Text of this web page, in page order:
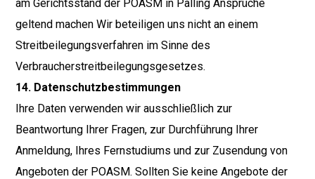
am Gerichtsstand der POASM in Palling Ansprüche
geltend machen Wir beteiligen uns nicht an einem
Streitbeilegungsverfahren im Sinne des
Verbraucherstreitbeilegungsgesetzes.
14. Datenschutzbestimmungen
Ihre Daten verwenden wir ausschließlich zur
Beantwortung Ihrer Fragen, zur Durchführung Ihrer
Anmeldung, Ihres Fernstudiums und zur Zusendung von
Angeboten der POASM. Sollten Sie keine Angebote der